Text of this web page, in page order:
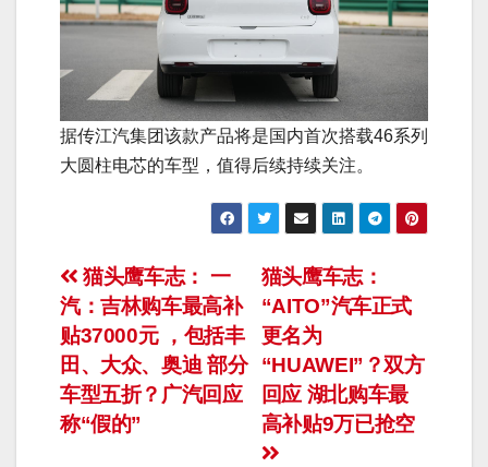
据传江汽集团该款产品将是国内首次搭载46系列
大圆柱电芯的车型，值得后续持续关注。
文
章
导
航
猫头鹰车志：
“AITO”汽车正式
更名为
“HUAWEI”？双方
回应 湖北购车最
高补贴9万已抢空
猫头鹰车志： 一
汽：吉林购车最高补
贴37000元 ，包括丰
田、大众、奥迪 部分
车型五折？广汽回应
称“假的”